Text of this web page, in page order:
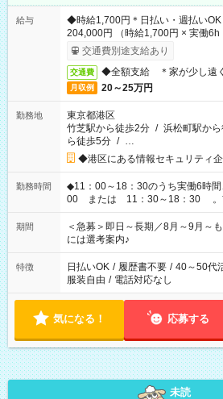
給与
◆時給1,700円＊日払い・週払い
204,000円 （時給1,700円 × 実働6h
交通費別途支給あり
交通費 ◆全額支給 ＊家が少し遠
月収例 20～25万円
勤務地
東京都港区
竹芝駅から徒歩2分 / 浜松町駅か
ら徒歩5分 / …
◆港区にある情報セキュリティ
勤務時間
◆11：00～18：30のうち実働6時
00 または 11：30～18：30 。*。ブランクOK！。*。 例え
ば前職が、 在宅/財団法人/事務/コ
スタッフ スイーツ販売/ホテルフロ
業界から入社して活躍されています♪
期間
＜急募＞即日～長期／8月～9月～
には選考案内♪
特徴 日払いOK / 履歴書不要 / 40～50代
服装自由 / 電話対応なし
気になる！ 応募する
未読